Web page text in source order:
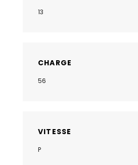
13
CHARGE
56
VITESSE
P